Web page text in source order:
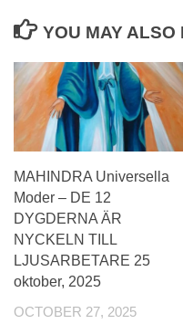
YOU MAY ALSO
MAHINDRA Universella
Moder – DE 12
DYGDERNA ÄR
NYCKELN TILL
LJUSARBETARE 25
oktober, 2025
OCTOBER 27, 2025